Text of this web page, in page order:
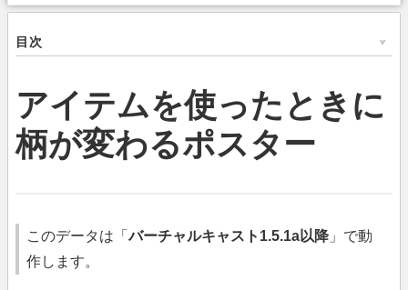
目次
アイテムを使ったときに
柄が変わるポスター
このデータは「バーチャルキャスト1.5.1a以降 」で動
作します。